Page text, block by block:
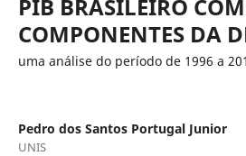
PIB BRASILEIRO
COMPONENTES DA
uma análise do período de 1996 a
Pedro dos Santos Portugal Junior
UNIS